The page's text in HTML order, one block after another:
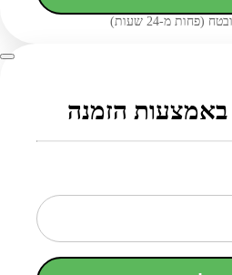
(פחות מ-24 שעות)
הזמנה